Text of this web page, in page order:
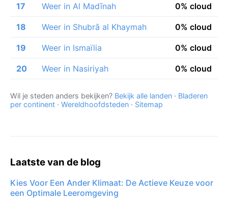
17 Weer in Al Madīnah 0% cloud
18 Weer in Shubrā al Khaymah 0% cloud
19 Weer in Ismaïlia 0% cloud
20 Weer in Nasiriyah 0% cloud
Wil je steden anders bekijken? Bekijk alle landen · Bladeren
per continent · Wereldhoofdsteden · Sitemap
Laatste van de blog
Kies Voor Een Ander Klimaat: De Actieve Keuze voor
een Optimale Leeromgeving